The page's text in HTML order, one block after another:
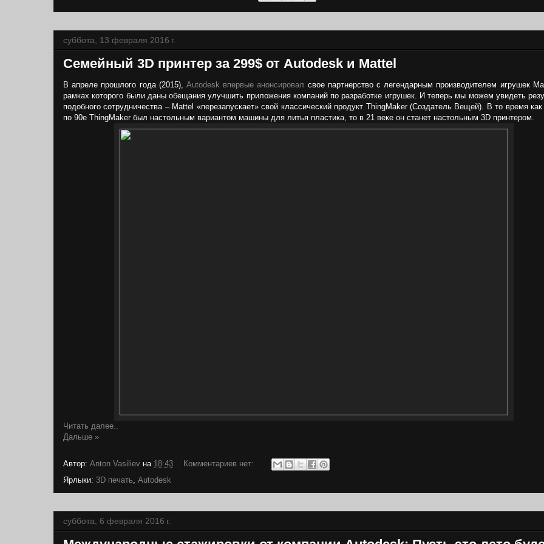
суббота, 13 февраля 2016 г.
Семейный 3D принтер за 299$ от Autodesk и Mattel
В апреле прошлого года (2015), Autodesk впервые анонсировал свое партнерство с легендарным производителем игрушек
рамках которого были даны обещания улучшить приложения компаний по разработке игрушек. И теперь мы можем увидеть
подобного сотрудничества – Mattel «перезапускает» свой классический продукт ThingMaker (Создатель Вещей). В то время
по 90е ThingMaker был настольным вариантом машины для литья пластика, то в 21 веке он станет настольным 3D принтером.
Читать далее..
Дальше »
Автор: Anton Vasiliev на 18:43
Комментариев нет:
Ярлыки: 3D печать Autodesk
суббота, 6 февраля 2016 г.